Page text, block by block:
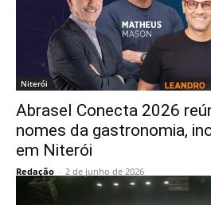
Niterói
Abrasel Conecta 2026
nomes da gastronomia,
em Niterói
Redação - 2 de junho de 2026